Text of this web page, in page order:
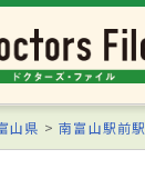
山県 南富山駅前駅